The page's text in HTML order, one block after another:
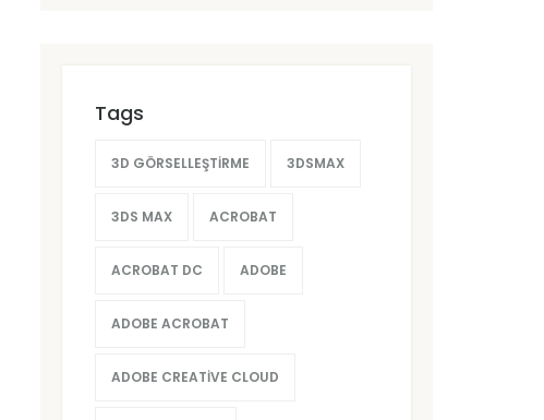
Tags
3D GÖRSELLEŞTIRME 3DSMAX
3DS MAX ACROBAT
ACROBAT DC ADOBE
ADOBE ACROBAT
ADOBE CREATIVE CLOUD